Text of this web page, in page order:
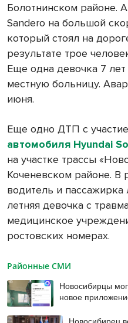
Болотнинском районе.
Sandero на большой
который стоял на
результате трое
Еще одна девочка 7 лет
местную больницу.
июня.
Еще одно ДТП с
автомобиля Hyundai
на участке трассы
Коченевском районе. В
водитель и пассажирка
летняя девочка с
медицинское
ростовских номерах.
Районные СМИ
Новосибирцы
новое
Новосибирец